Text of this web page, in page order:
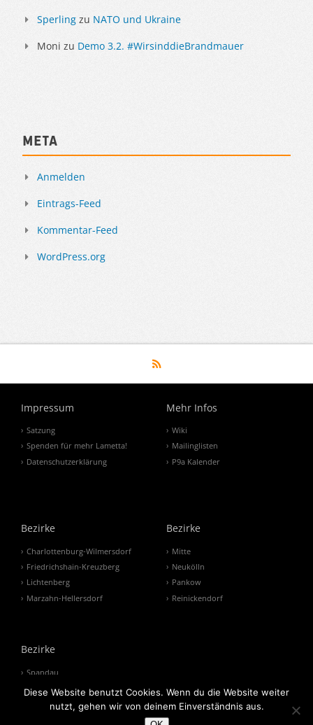
Sperling zu NATO und Ukraine
Moni zu Demo 3.2. #WirsinddieBrandmauer
Meta
Anmelden
Eintrags-Feed
Kommentar-Feed
WordPress.org
Impressum
Satzung
Spenden für mehr Lametta!
Datenschutzerklärung
Mehr Infos
Wiki
Mailinglisten
P9a Kalender
Bezirke
Charlottenburg-Wilmersdorf
Friedrichshain-Kreuzberg
Lichtenberg
Marzahn-Hellersdorf
Bezirke
Mitte
Neukölln
Pankow
Reinickendorf
Bezirke
Spandau
Steglitz-Zehlendorf
Tempelhof-Schöneberg
Diese Website benutzt Cookies. Wenn du die Website weiter
nutzt, gehen wir von deinem Einverständnis aus.